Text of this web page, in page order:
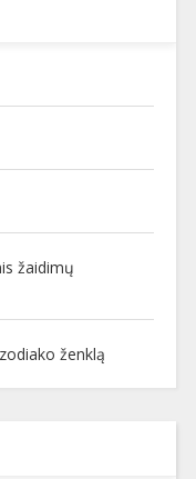
žaidimų
ženklą